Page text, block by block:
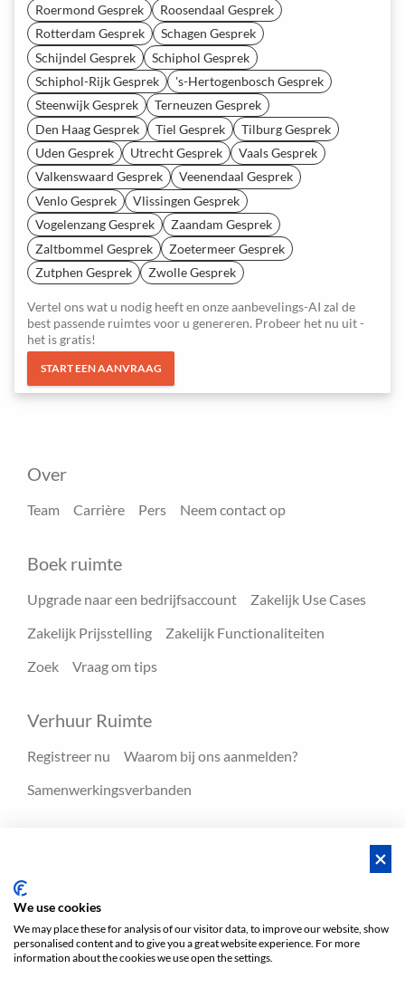
Roermond Gesprek
Roosendaal Gesprek
Rotterdam Gesprek
Schagen Gesprek
Schijndel Gesprek
Schiphol Gesprek
Schiphol-Rijk Gesprek
's-Hertogenbosch Gesprek
Steenwijk Gesprek
Terneuzen Gesprek
Den Haag Gesprek
Tiel Gesprek
Tilburg Gesprek
Uden Gesprek
Utrecht Gesprek
Vaals Gesprek
Valkenswaard Gesprek
Veenendaal Gesprek
Venlo Gesprek
Vlissingen Gesprek
Vogelenzang Gesprek
Zaandam Gesprek
Zaltbommel Gesprek
Zoetermeer Gesprek
Zutphen Gesprek
Zwolle Gesprek
Vertel ons wat u nodig heeft en onze aanbevelings-AI zal de
best passende ruimtes voor u genereren. Probeer het nu uit -
het is gratis!
START EEN AANVRAAG
Over
Team Carrière Pers Neem contact op
Boek ruimte
Upgrade naar een bedrijfsaccount
Zakelijk Use Cases
Zakelijk Prijsstelling
Zakelijk Functionaliteiten
Zoek
Vraag om tips
Verhuur Ruimte
Registreer nu
Waarom bij ons aanmelden?
Samenwerkingsverbanden
Voorwaarden Privacy
Voorwaarden/Impressum
We use cookies
We may place these for analysis of our visitor data, to improve our website, show
personalised content and to give you a great website experience. For more
information about the cookies we use open the settings.